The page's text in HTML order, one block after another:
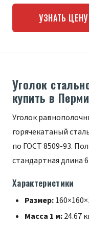
УЗНАТЬ ЦЕНУ
Уголок
купить в Перми
Уголок
горячекатаный
по ГОСТ 8509-93.
стандартная длина
Характеристики
Размер:
Масса 1 м:24.67